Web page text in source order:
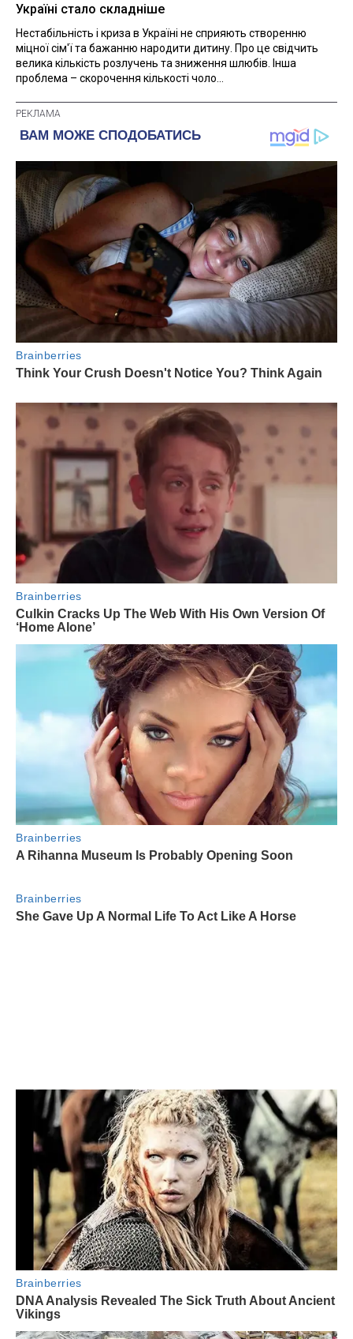
Україні стало складніше
Нестабільність і криза в Україні не сприяють створенню
міцної сім'ї та бажанню народити дитину. Про це свідчить
велика кількість розлучень та зниження шлюбів. Інша
проблема – скорочення кількості чоло...